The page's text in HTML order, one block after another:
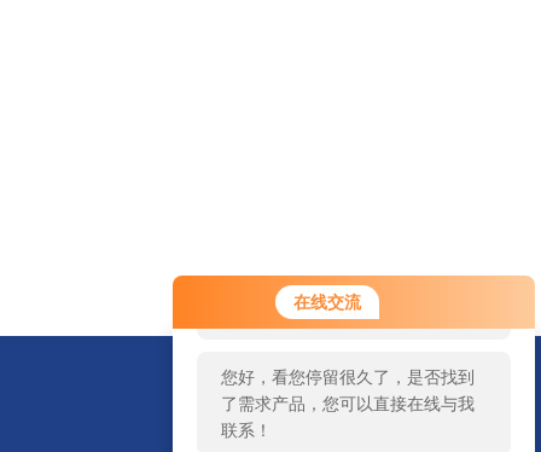
在线交流
您好！欢迎前来咨询，很高兴为您
服务，请问您要咨询什么问题呢？
您好，看您停留很久了，是否找到
了需求产品，您可以直接在线与我
联系！